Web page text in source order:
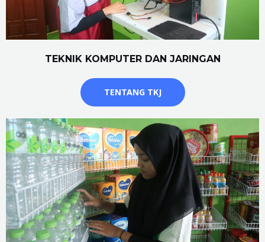
TEKNIK KOMPUTER DAN JARINGAN
TENTANG TKJ